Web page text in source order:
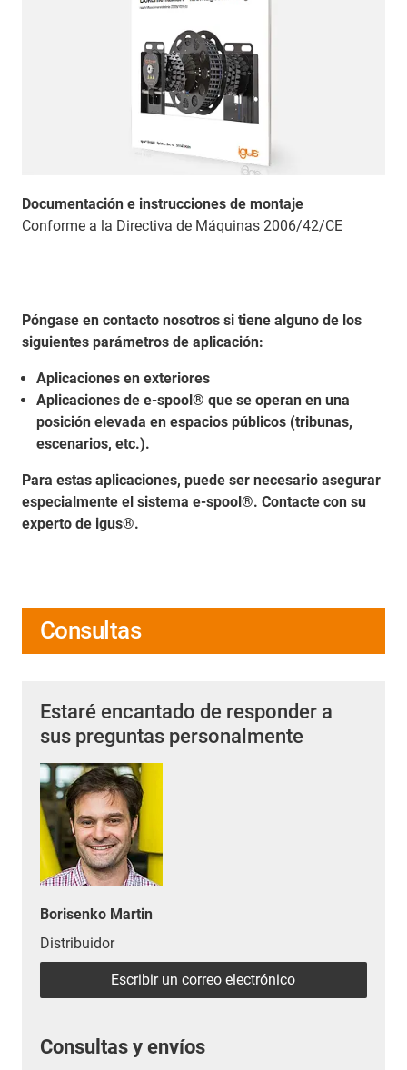
Documentación e instrucciones de montaje
Conforme a la Directiva de Máquinas 2006/42/CE
Póngase en contacto nosotros si tiene alguno de los
siguientes parámetros de aplicación:
Aplicaciones en exteriores
Aplicaciones de e-spool® que se operan en una
posición elevada en espacios públicos (tribunas,
escenarios, etc.).
Para estas aplicaciones, puede ser necesario asegurar
especialmente el sistema e-spool®. Contacte con su
experto de igus®.
Consultas
Estaré encantado de responder a
sus preguntas personalmente
Borisenko Martin
Distribuidor
Escribir un correo electrónico
Consultas y envíos